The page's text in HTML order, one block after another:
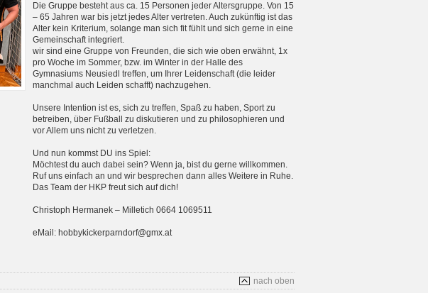
Die Gruppe besteht aus ca. 15 Personen jeder Altersgruppe. Von 15
– 65 Jahren war bis jetzt jedes Alter vertreten. Auch zukünftig ist das
Alter kein Kriterium, solange man sich fit fühlt und sich gerne in eine
Gemeinschaft integriert.
wir sind eine Gruppe von Freunden, die sich wie oben erwähnt, 1x
pro Woche im Sommer, bzw. im Winter in der Halle des
Gymnasiums Neusiedl treffen, um Ihrer Leidenschaft (die leider
manchmal auch Leiden schafft) nachzugehen.
Unsere Intention ist es, sich zu treffen, Spaß zu haben, Sport zu
betreiben, über Fußball zu diskutieren und zu philosophieren und
vor Allem uns nicht zu verletzen.
Und nun kommst DU ins Spiel:
Möchtest du auch dabei sein? Wenn ja, bist du gerne willkommen.
Ruf uns einfach an und wir besprechen dann alles Weitere in Ruhe.
Das Team der HKP freut sich auf dich!
Christoph Hermanek – Milletich 0664 1069511
eMail: hobbykickerparndorf@gmx.at
nach oben